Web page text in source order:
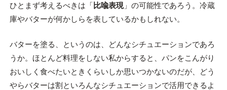
ひとまず考えるべきは「 比喩表現」の可能性であろう。冷蔵
庫やバターが何かしらを表しているかもしれない。
バターを塗る、というのは、どんなシチュエーションであろ
うか。ほとんど料理をしない私からすると、パンをこんがり
おいしく食べたいときくらいしか思いつかないのだが、どう
やらバターは割といろんなシチュエーションで活用できるよ